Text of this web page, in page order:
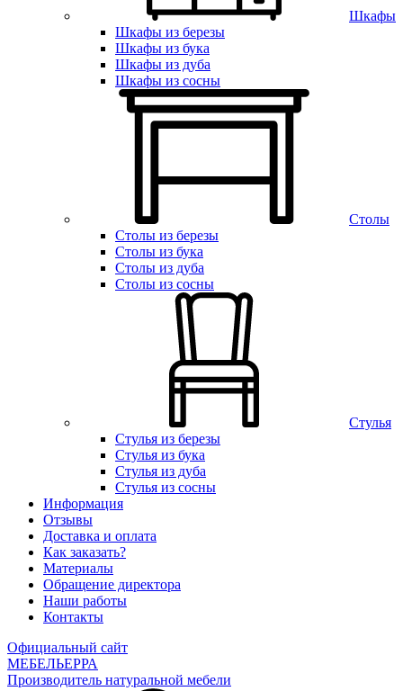
Шкафы
Шкафы из березы
Шкафы из бука
Шкафы из дуба
Шкафы из сосны
Столы
Столы из березы
Столы из бука
Столы из дуба
Столы из сосны
Стулья
Стулья из березы
Стулья из бука
Стулья из дуба
Стулья из сосны
Информация
Отзывы
Доставка и оплата
Как заказать?
Материалы
Обращение директора
Наши работы
Контакты
Официальный сайт
МЕБЕЛЬЕРРА
Производитель натуральной мебели